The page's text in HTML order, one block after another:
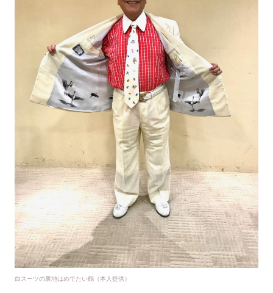
白スーツの裏地はめでたい鶴（本人提供）